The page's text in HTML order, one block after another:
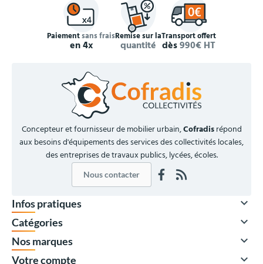
Paiementsans frais
en 4x
Remise sur la
quantité
Transport offert
dès990€ HT
Concepteur et fournisseur de mobilier urbain,Cofradisrépond
aux besoins d'équipements des services des collectivités locales,
des entreprises de travaux publics, lycées, écoles.
Nous contacter
Infos pratiques 
Catégories 
Nos marques 
Votre compte 